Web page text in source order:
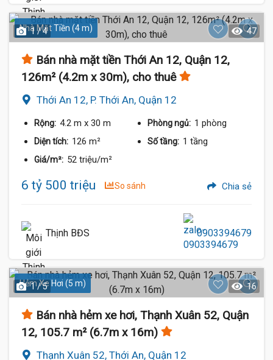
Nhà Mặt Tiền (4 m)
1 / 4 47
Bán nhà mặt tiền Thới An 12, Quận 12,
126m² (4.2m x 30m), cho thuê
Thới An 12, P. Thới An, Quận 12
Rộng: 4.2 m x 30 m Phòng ngủ: 1 phòng
Diện tích: 126 m² Số tầng: 1 tầng
Giá/m²: 52 triệu/m²
6 tỷ 500 triệu So sánh Chia sẻ
Thịnh BĐS 0903394679
Hẻm Xe Hơi (5 m)
1 / 5 16
Bán nhà hẻm xe hơi, Thạnh Xuân 52, Quận
12, 105.7 m² (6.7m x 16m)
Thạnh Xuân 52, Thới An, Quận 12